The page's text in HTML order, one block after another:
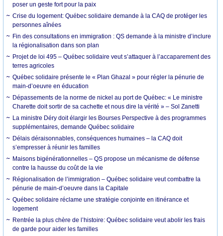
poser un geste fort pour la paix
Crise du logement: Québec solidaire demande à la CAQ de protéger les
personnes aînées
Fin des consultations en immigration : QS demande à la ministre d’inclure
la régionalisation dans son plan
Projet de loi 495 – Québec solidaire veut s’attaquer à l’accaparement des
terres agricoles
Québec solidaire présente le « Plan Ghazal » pour régler la pénurie de
main-d’oeuvre en éducation
Dépassements de la norme de nickel au port de Québec: « Le ministre
Charette doit sortir de sa cachette et nous dire la vérité » – Sol Zanetti
La ministre Déry doit élargir les Bourses Perspective à des programmes
supplémentaires, demande Québec solidaire
Délais déraisonnables, conséquences humaines – la CAQ doit
s’empresser à réunir les familles
Maisons bigénérationnelles – QS propose un mécanisme de défense
contre la hausse du coût de la vie
Régionalisation de l’immigration – Québec solidaire veut combattre la
pénurie de main-d’oeuvre dans la Capitale
Québec solidaire réclame une stratégie conjointe en itinérance et
logement
Rentrée la plus chère de l’histoire: Québec solidaire veut abolir les frais
de garde pour aider les familles